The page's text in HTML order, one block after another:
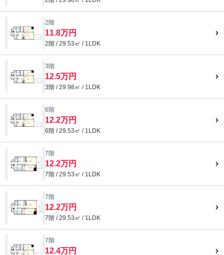
2階
11.8万円
2階 / 29.53㎡ / 1LDK
3階
12.5万円
3階 / 29.98㎡ / 1LDK
6階
12.2万円
6階 / 29.53㎡ / 1LDK
7階
12.2万円
7階 / 29.53㎡ / 1LDK
7階
12.2万円
7階 / 29.53㎡ / 1LDK
7階
12.4万円